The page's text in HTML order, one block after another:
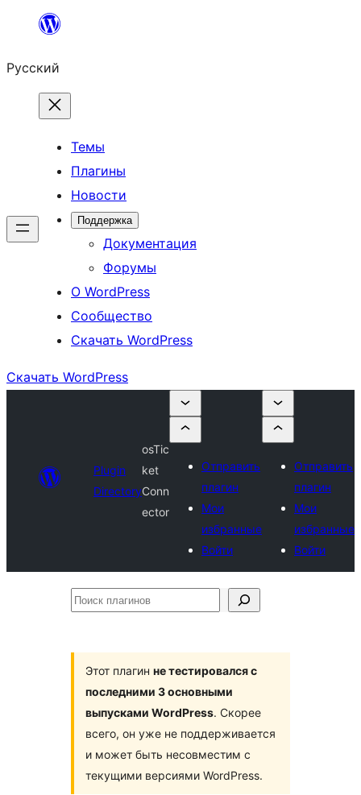
Перейти
содержимому
Русский
Темы
Плагины
Новости
Поддержка
Документация
Форумы
О WordPress
Сообщество
Скачать WordPress
Скачать WordPress
Plugin
Directory
osTic
ket
Conn
ector
Отправить
плагин
Мои
избранные
Войти
Отправить
плагин
Мои
избранные
Войти
Поиск
Этот плагин не тестировался с
последними 3 основными
выпусками WordPress. Скорее
всего, он уже не поддерживается
и может быть несовместим с
текущими версиями WordPress.